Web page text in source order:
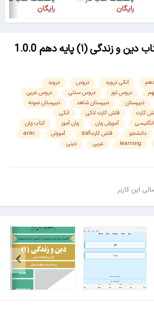
رایگان رایگان
زندگی (۱) پایه دهم 1.0.0
انکی دروید دروس
دروید
دروس ترم دروس سنتی
دروس عربی
دبیرستان دبیرستان شاهد
دبیرستان نمونه
کارت فلش کارت انکی
انکی
انگلیسی آموزش زبان زبان آموز
کتاب زبان
دانشجو فلش کارتdaf آموزش
anki
learning عربی
دینی